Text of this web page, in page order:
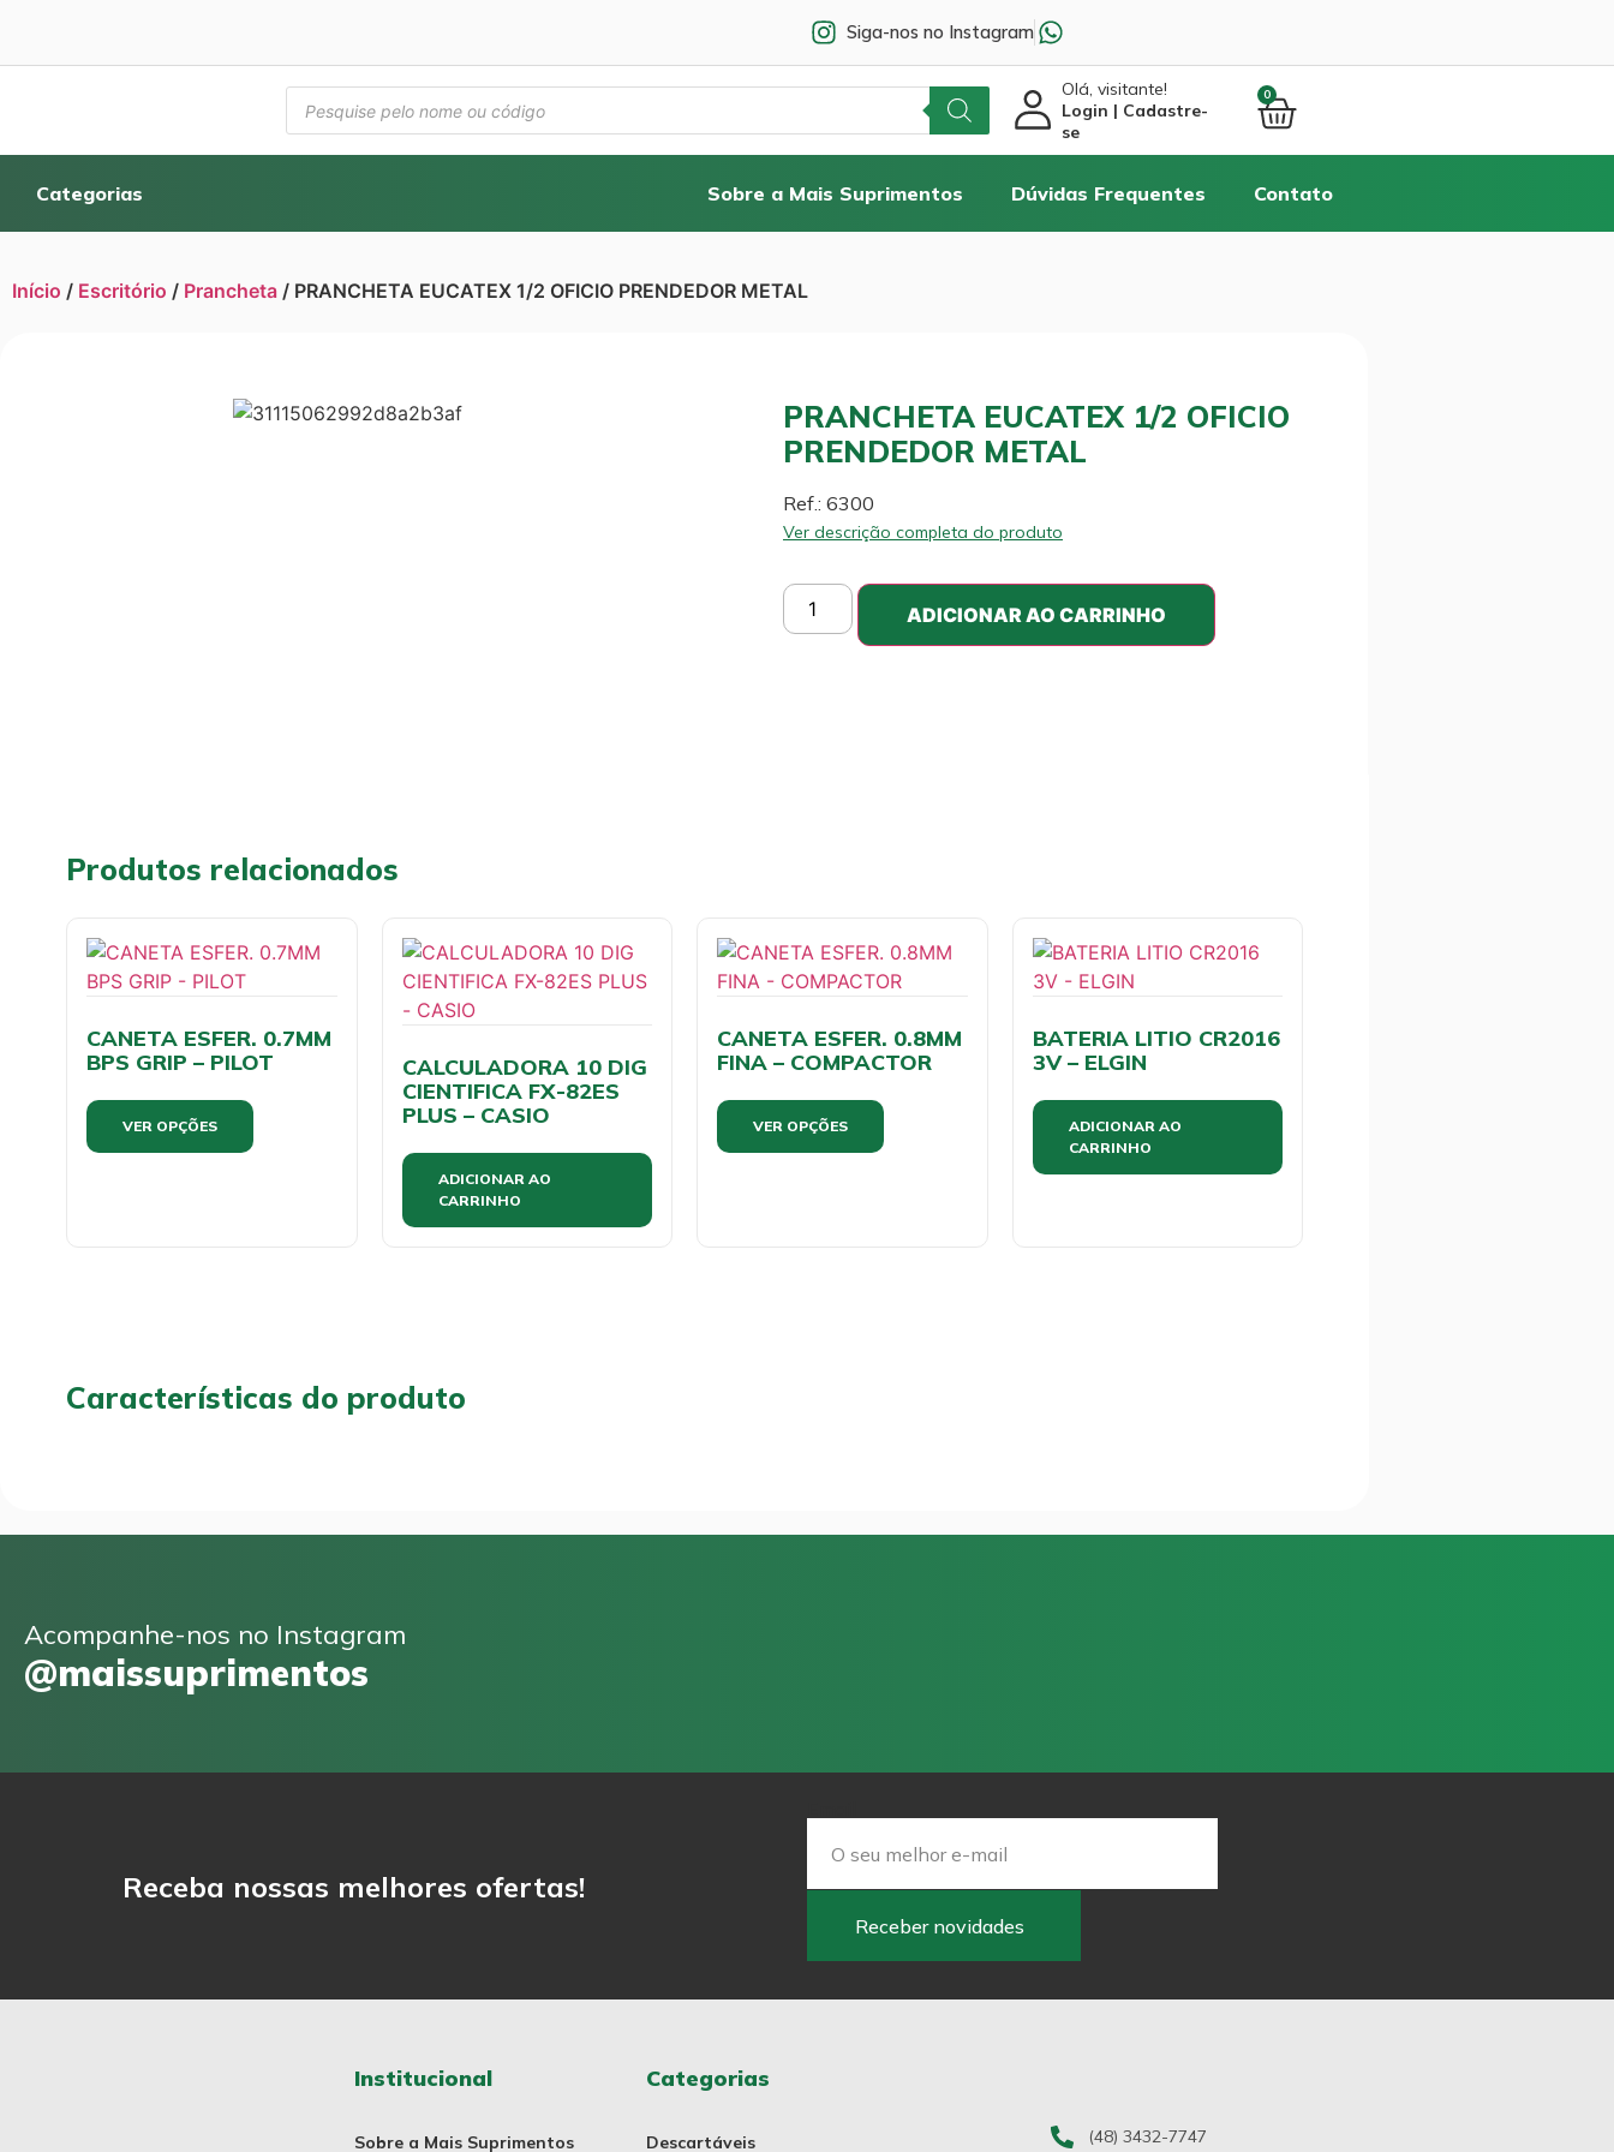
Siga-nos no Instagram
Olá, visitante!
Login | Cadastre-
se
0
Categorias Sobre a Mais Suprimentos Dúvidas Frequentes Contato
Início / Escritório / Prancheta / PRANCHETA EUCATEX 1/2 OFICIO PRENDEDOR METAL
PRANCHETA EUCATEX 1/2 OFICIO
PRENDEDOR METAL
Ref.: 6300
Ver descrição completa do produto
ADICIONAR AO CARRINHO
Produtos relacionados
CANETA ESFER. 0.7MM
BPS GRIP – PILOT
VER OPÇÕES
CALCULADORA 10 DIG
CIENTIFICA FX-82ES
PLUS – CASIO
ADICIONAR AO
CARRINHO
CANETA ESFER. 0.8MM
FINA – COMPACTOR
VER OPÇÕES
BATERIA LITIO CR2016
3V – ELGIN
ADICIONAR AO
CARRINHO
Características do produto
Acompanhe-nos no Instagram
@maissuprimentos
Receba nossas melhores ofertas!
Receber novidades
Institucional
Sobre a Mais Suprimentos
Categorias
Descartáveis (48) 3432-7747